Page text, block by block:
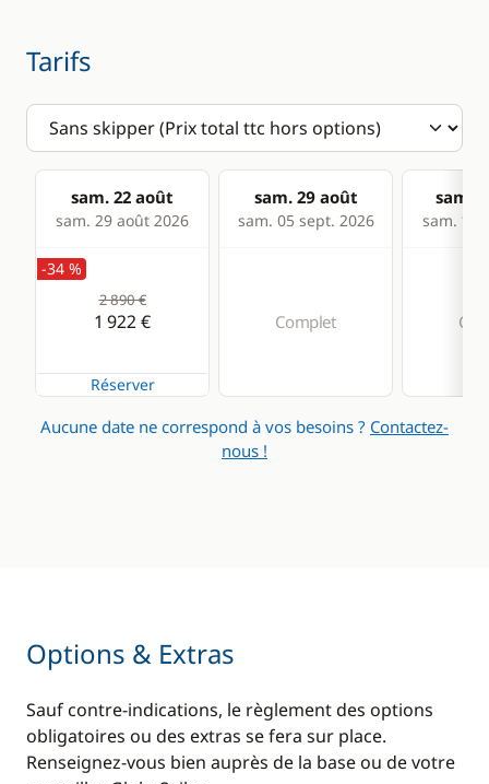
GPS
Lecteur de cartes
Loch - Speedo
Pilote automatique
Sondeur
VHF
Cuisinière
Réfrigérateur
Confort
WC électrique
Tarifs
sam. 22 août
sam. 29 août 2026
sam. 29 août
sam. 05 sept. 2026
sam.
sam. 12
-34 %
2 890 €
1 922 €
Réserver
Complet
Aucune date ne correspond à vos besoins ? Contactez-
nous !
Options & Extras
Sauf contre-indications, le règlement des options
obligatoires ou des extras se fera sur place.
Renseignez-vous bien auprès de la base ou de votre